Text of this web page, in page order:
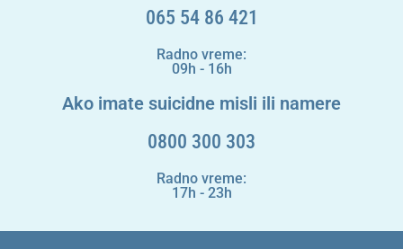
065 54 86 421
Radno vreme:
09h - 16h
Ako imate suicidne misli ili namere
0800 300 303
Radno vreme:
17h - 23h